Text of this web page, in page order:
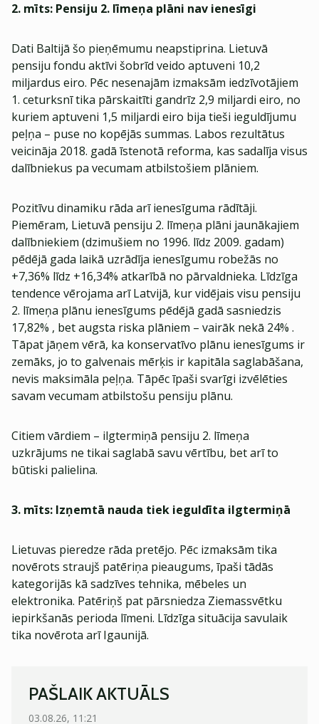
2. mīts: Pensiju 2. līmeņa plāni nav ienesīgi
Dati Baltijā šo pieņēmumu neapstiprina. Lietuvā
pensiju fondu aktīvi šobrīd veido aptuveni 10,2
miljardus eiro. Pēc nesenajām izmaksām iedzīvotājiem
1. ceturksnī tika pārskaitīti gandrīz 2,9 miljardi eiro, no
kuriem aptuveni 1,5 miljardi eiro bija tieši ieguldījumu
peļņa – puse no kopējās summas. Labos rezultātus
veicināja 2018. gadā īstenotā reforma, kas sadalīja visus
dalībniekus pa vecumam atbilstošiem plāniem.
Pozitīvu dinamiku rāda arī ienesīguma rādītāji.
Piemēram, Lietuvā pensiju 2. līmeņa plāni jaunākajiem
dalībniekiem (dzimušiem no 1996. līdz 2009. gadam)
pēdējā gada laikā uzrādīja ienesīgumu robežās no
+7,36% līdz +16,34% atkarībā no pārvaldnieka. Līdzīga
tendence vērojama arī Latvijā, kur vidējais visu pensiju
2. līmeņa plānu ienesīgums pēdējā gadā sasniedzis
17,82% , bet augsta riska plāniem – vairāk nekā 24% .
Tāpat jāņem vērā, ka konservatīvo plānu ienesīgums ir
zemāks, jo to galvenais mērķis ir kapitāla saglabāšana,
nevis maksimāla peļņa. Tāpēc īpaši svarīgi izvēlēties
savam vecumam atbilstošu pensiju plānu.
Citiem vārdiem – ilgtermiņā pensiju 2. līmeņa
uzkrājums ne tikai saglabā savu vērtību, bet arī to
būtiski palielina.
3. mīts: Izņemtā nauda tiek ieguldīta ilgtermiņā
Lietuvas pieredze rāda pretējo. Pēc izmaksām tika
novērots straujš patēriņa pieaugums, īpaši tādās
kategorijās kā sadzīves tehnika, mēbeles un
elektronika. Patēriņš pat pārsniedza Ziemassvētku
iepirkšanās perioda līmeni. Līdzīga situācija savulaik
tika novērota arī Igaunijā.
PAŠLAIK AKTUĀLS
03.08.26, 11:21